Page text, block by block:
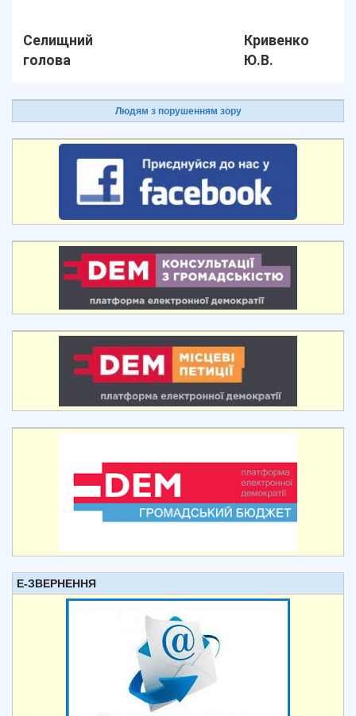
Селищний
голова
Кривенко
Ю.В.
Людям з порушенням зору
Е-ЗВЕРНЕННЯ